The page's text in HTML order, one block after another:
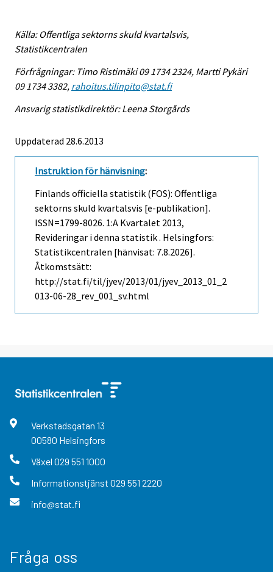
Källa: Offentliga sektorns skuld kvartalsvis,
Statistikcentralen
Förfrågningar: Timo Ristimäki 09 1734 2324, Martti Pykäri
09 1734 3382, rahoitus.tilinpito@stat.fi
Ansvarig statistikdirektör: Leena Storgårds
Uppdaterad 28.6.2013
Instruktion för hänvisning:
Finlands officiella statistik (FOS): Offentliga
sektorns skuld kvartalsvis [e-publikation].
ISSN=1799-8026. 1:a Kvartalet 2013,
Revideringar i denna statistik . Helsingfors:
Statistikcentralen [hänvisat: 7.8.2026].
Åtkomstsätt:
http://stat.fi/til/jyev/2013/01/jyev_2013_01_2
013-06-28_rev_001_sv.html
Verkstadsgatan 13
00580 Helsingfors
Växel 029 551 1000
Informationstjänst 029 551 2220
info@stat.fi
Fråga oss